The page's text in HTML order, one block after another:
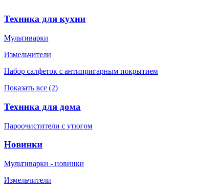
Техника для кухни
Мультиварки
Измельчители
Набор салфеток с антипригарным покрытием
Показать все (2)
Техника для дома
Пароочистители с утюгом
Новинки
Мультиварки - новинки
Измельчители